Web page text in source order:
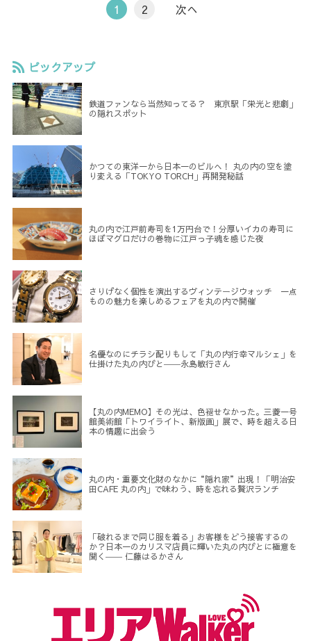
1 2 次へ
ピックアップ
鉄道ファンなら当然知ってる？ 東京駅「栄光と悲劇」
の隠れスポット
かつての東洋一から日本一のビルへ！ 丸の内の空を塗
り変える「TOKYO TORCH」再開発秘話
丸の内で江戸前寿司を1万円台で！分厚いイカの寿司に
ほぼマグロだけの巻物に江戸っ子魂を感じた夜
さりげなく個性を演出するヴィンテージウォッチ 一点
ものの魅力を楽しめるフェアを丸の内で開催
名優なのにチラシ配りもして「丸の内行幸マルシェ」を
仕掛けた丸の内びと――永島敏行さん
【丸の内MEMO】その光は、色褪せなかった。三菱一号
館美術館「トワイライト、新版画」展で、時を超える日
本の情趣に出会う
丸の内・重要文化財のなかに“隠れ家”出現！「明治安
田CAFE 丸の内」で味わう、時を忘れる贅沢ランチ
「破れるまで同じ服を着る」お客様をどう接客するの
か？日本一のカリスマ店員に輝いた丸の内びとに極意を
聞く―― 仁藤はるかさん